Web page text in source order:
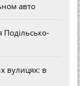
авто
Подільсько-
вулицях: в